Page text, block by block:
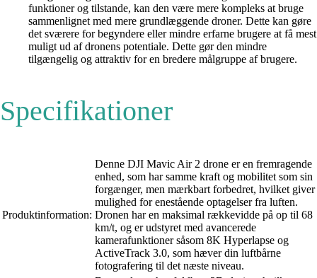
funktioner og tilstande, kan den være mere kompleks at bruge
sammenlignet med mere grundlæggende droner. Dette kan gøre
det sværere for begyndere eller mindre erfarne brugere at få mest
muligt ud af dronens potentiale. Dette gør den mindre
tilgængelig og attraktiv for en bredere målgruppe af brugere.
Specifikationer
Produktinformation:
Denne DJI Mavic Air 2 drone er en fremragende
enhed, som har samme kraft og mobilitet som sin
forgænger, men mærkbart forbedret, hvilket giver
mulighed for enestående optagelser fra luften.
Dronen har en maksimal rækkevidde på op til 68
km/t, og er udstyret med avancerede
kamerafunktioner såsom 8K Hyperlapse og
ActiveTrack 3.0, som hæver din luftbårne
fotografering til det næste niveau.